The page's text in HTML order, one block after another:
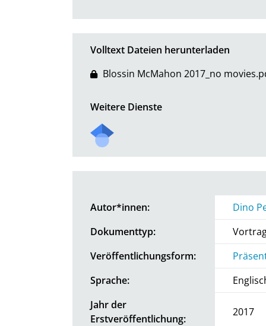
Volltext Dateien herunterladen
Blossin McMahon 2017_no
Weitere Dienste
Autor*innen:
Dino
Dokumenttyp:
Veröffentlichungsform:
Sprache:
Jahr der
Erstveröffentlichung:
2017